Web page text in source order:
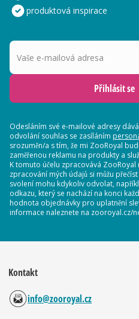
produktová inspirace
Vaše e-mailová adresa
Přihlásit se
Odesláním své e-mailové adresy
odvolání souhlas se zasíláním
srozuměn/a s tím, že mi ZooRoyal
zaměřenou reklamu na produkty a
K tomuto účelu zpracovává
zpracování mých údajů si můžu
svolení mohu kdykoliv odvolat,
odkazu, který se nachází na konci
hodnota objednávky pro uplatnění
informace naleznete na zooroyal.cz/
Kontakt
info@zooroyal.cz